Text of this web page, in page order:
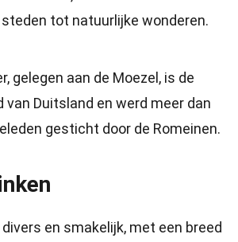
tot natuurlijke wonderen.
gelegen aan de Moezel, is de
van Duitsland en werd meer dan
gesticht door de Romeinen.
en smakelijk, met een breed